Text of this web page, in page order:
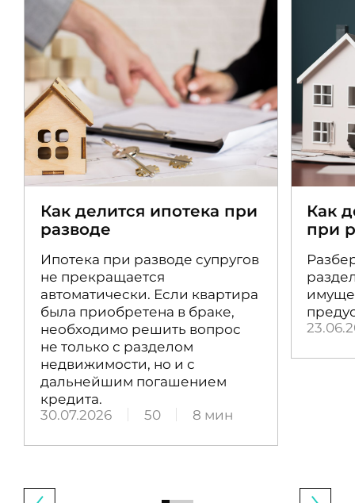
Как делится ипотека при
разводе
Ипотека при разводе супругов
не прекращается
автоматически. Если квартира
была приобретена в браке,
необходимо решить вопрос
не только с разделом
недвижимости, но и с
дальнейшим погашением
кредита.
30.07.2026
50 8 мин
Как
при